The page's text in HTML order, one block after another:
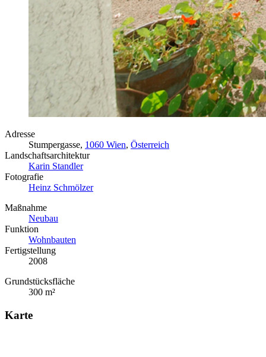
Adresse
Stumpergasse, 1060 Wien, Österreich
Landschaftsarchitektur
Karin Standler
Fotografie
Heinz Schmölzer
Maßnahme
Neubau
Funktion
Wohnbauten
Fertigstellung
2008
Grundstücksfläche
300 m²
Karte